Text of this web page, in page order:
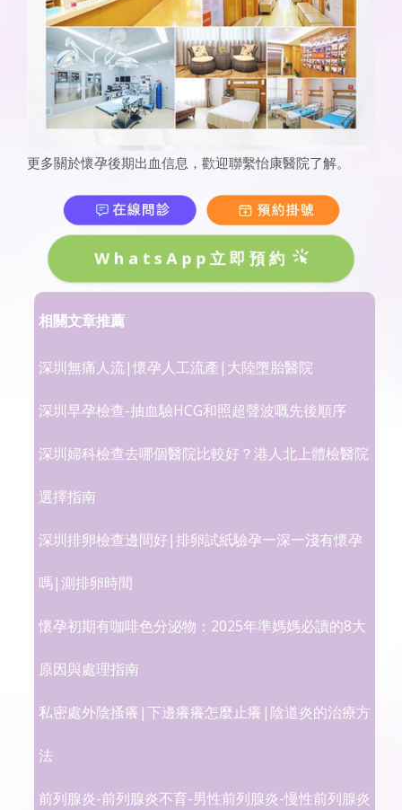
更多關於懷孕後期出血信息，歡迎聯繫怡康醫院了解。
WhatsApp立即預約
相關文章推薦
深圳無痛人流|懷孕人工流產|大陸墮胎醫院
深圳早孕檢查-抽血驗HCG和照超聲波嘅先後順序
深圳婦科檢查去哪個醫院比較好？港人北上體檢醫院
選擇指南
深圳排卵檢查邊間好|排卵試紙驗孕一深一淺有懷孕
嗎|測排卵時間
懷孕初期有咖啡色分泌物：2025年準媽媽必讀的8大
原因與處理指南
私密處外陰搔癢|下邊癢癢怎麼止癢|陰道炎的治療方
法
前列腺炎-前列腺炎不育-男性前列腺炎-慢性前列腺炎